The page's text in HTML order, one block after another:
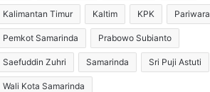
Kalimantan Timur Kaltim KPK Pariwara
Pemkot Samarinda Prabowo Subianto
Saefuddin Zuhri Samarinda Sri Puji Astuti
Wali Kota Samarinda